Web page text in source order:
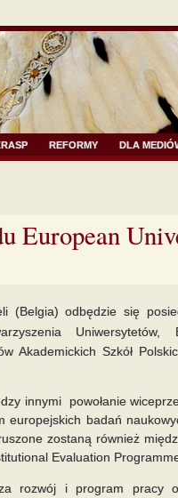
REFORMY DLA
European
odbędzie się
Akademickich Szkół
innymi powołanie
europejskich badań
zostaną również
Evaluation
rozwój i program pracy